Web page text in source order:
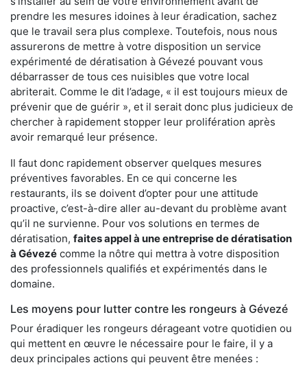
prendre les mesures idoines à leur éradication, sachez
que le travail sera plus complexe. Toutefois, nous nous
assurerons de mettre à votre disposition un service
expérimenté de dératisation à Gévezé pouvant vous
débarrasser de tous ces nuisibles que votre local
abriterait. Comme le dit l’adage, « il est toujours mieux de
prévenir que de guérir », et il serait donc plus judicieux de
chercher à rapidement stopper leur prolifération après
avoir remarqué leur présence.
Il faut donc rapidement observer quelques mesures
préventives favorables. En ce qui concerne les
restaurants, ils se doivent d’opter pour une attitude
proactive, c’est-à-dire aller au-devant du problème avant
qu’il ne survienne. Pour vos solutions en termes de
dératisation, faites appel à une entreprise de dératisation
à Gévezé comme la nôtre qui mettra à votre disposition
des professionnels qualifiés et expérimentés dans le
domaine.
Les moyens pour lutter contre les rongeurs à Gévezé
Pour éradiquer les rongeurs dérageant votre quotidien ou
qui mettent en œuvre le nécessaire pour le faire, il y a
deux principales actions qui peuvent être menées :